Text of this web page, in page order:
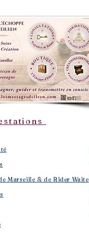
Marseille & de Rider Waite